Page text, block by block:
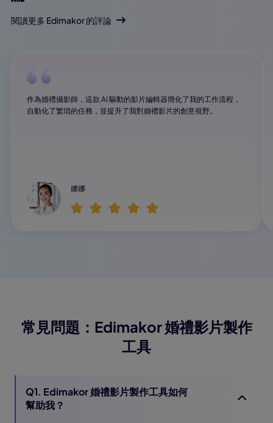
閱讀更多 Edimakor 的評論
作為婚禮攝影師，這款 AI 驅動的影片編輯器簡化了我的工作流程，
自動化了繁瑣的任務，並提升了我對婚禮影片的創意視野。
娜娜
常見問題：Edimakor 婚禮影片製作
工具
Q1. Edimakor 婚禮影片製作工具如何
幫助我？